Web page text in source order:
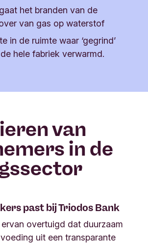
het branden van de
van gas op waterstof
in de ruimte waar ‘gegrind’
hele fabriek verwarmd.
van
in de
past bij Triodos Bank
overtuigd dat duurzaam
uit een transparante